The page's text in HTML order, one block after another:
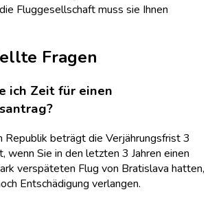
Fluggesellschaft muss sie Ihnen
Fragen
ich Zeit für einen
Republik beträgt die Verjährungsfrist 3
wenn Sie in den letzten 3 Jahren einen
verspäteten Flug von Bratislava hatten,
Entschädigung verlangen.